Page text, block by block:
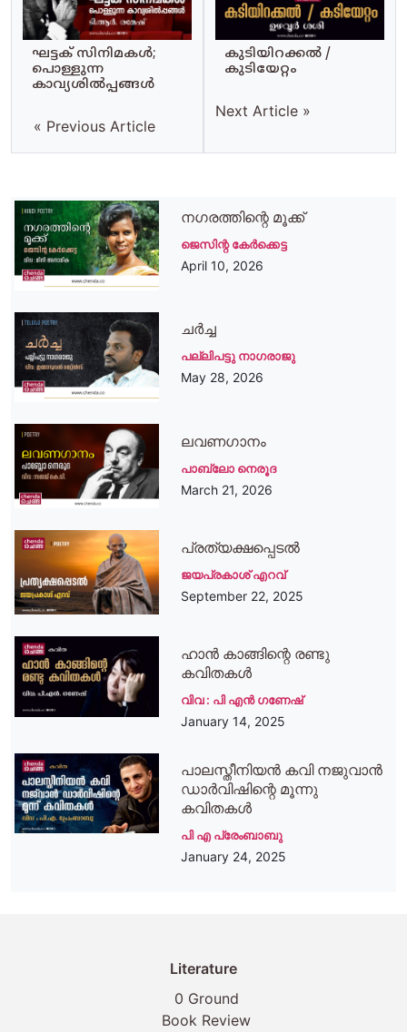
ഘട്ടക് സിനിമകൾ;
പൊള്ളുന്ന
കാവ്യശിൽപ്പങ്ങൾ
« Previous Article
കുടിയിറക്കൽ /
കുടിയേറ്റം
Next Article »
നഗരത്തിന്റെ മൂക്ക്
ജെസിന്റ കേർക്കെട്ട
April 10, 2026
ചർച്ച
പല്ലിപട്ടു നാഗരാജു
May 28, 2026
ലവണഗാനം
പാബ്ലോ നെരൂദ
March 21, 2026
പ്രത്യക്ഷപ്പെടല്‍
ജയപ്രകാശ് എറവ്
September 22, 2025
ഹാൻ കാങ്ങിന്റെ രണ്ടു
കവിതകള്‍
വിവ : പി എന്‍ ഗണേഷ്
January 14, 2025
പാലസ്തീനിയൻ കവി നജുവാൻ
ഡാർവിഷിന്റെ മൂന്നു
കവിതകൾ
പി എ പ്രേംബാബു
January 24, 2025
Literature
0 Ground
Book Review